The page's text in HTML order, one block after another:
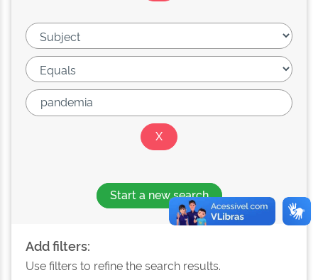
Start a new search
Add filters:
Use filters to refine the search results.